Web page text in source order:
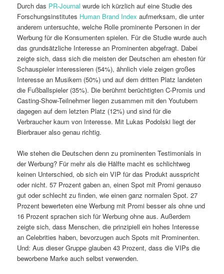
Durch das PR-Journal wurde ich kürzlich auf eine Studie des
Forschungsinstitutes Human Brand Index aufmerksam, die unter
anderem untersuchte, welche Rolle prominente Personen in der
Werbung für die Konsumenten spielen. Für die Studie wurde auch
das grundsätzliche Interesse an Prominenten abgefragt. Dabei
zeigte sich, dass sich die meisten der Deutschen am ehesten für
Schauspieler interessieren (54%), ähnlich viele zeigen großes
Interesse an Musikern (50%) und auf dem dritten Platz landeten
die Fußballspieler (35%). Die berühmt berüchtigten C-Promis und
Casting-Show-Teilnehmer liegen zusammen mit den Youtubern
dagegen auf dem letzten Platz (12%) und sind für die
Verbraucher kaum von Interesse. Mit Lukas Podolski liegt der
Bierbrauer also genau richtig.
Wie stehen die Deutschen denn zu prominenten Testimonials in
der Werbung? Für mehr als die Hälfte macht es schlichtweg
keinen Unterschied, ob sich ein VIP für das Produkt ausspricht
oder nicht. 57 Prozent gaben an, einen Spot mit Promi genauso
gut oder schlecht zu finden, wie einen ganz normalen Spot. 27
Prozent bewerteten eine Werbung mit Promi besser als ohne und
16 Prozent sprachen sich für Werbung ohne aus. Außerdem
zeigte sich, dass Menschen, die prinzipiell ein hohes Interesse
an Celebrities haben, bevorzugen auch Spots mit Prominenten.
Und: Aus dieser Gruppe glauben 43 Prozent, dass die VIPs die
beworbene Marke auch selbst verwenden.